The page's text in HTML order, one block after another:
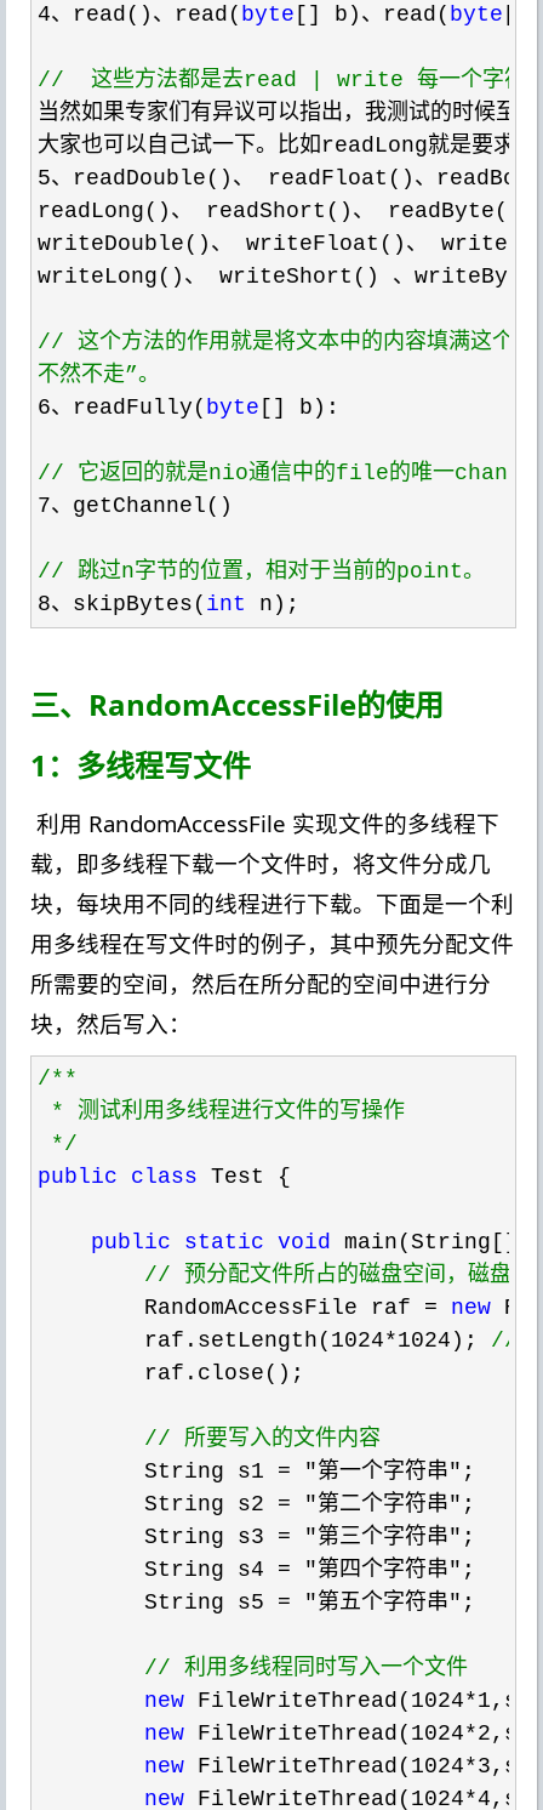
4、read()、read( byte [] b)、read( byte
//
这些方法都是去read | write 每一个字符
当然如果专家们有异议可以指出，我测试的时候至
5、readDouble()、 readFloat()、
readLong()、 readShort()、 readByte()
writeDouble()、 writeFloat()、
writeLong()、 writeShort() 、
// 这个方法的作用就是将文本中的内容填满这个
不然不走”。
6、readFully( byte [] b):
// 它返回的就是nio通信中的file的唯一
7、getChannel()
// 跳过n字节的位置，相对于当前的point。
8、skipBytes( int n);
三、RandomAccessFile的使用
1：多线程写文件
利用 RandomAccessFile 实现文件的多线程下
载，即多线程下载一个文件时，将文件分成几
块，每块用不同的线程进行下载。下面是一个利
用多线程在写文件时的例子，其中预先分配文件
所需要的空间，然后在所分配的空间中进行分
块，然后写入：
/**
* 测试利用多线程进行文件的写操作
*/
public
class Test {
public static void main(String[]
// 预分配文件所占的磁盘空间，磁盘
        RandomAccessFile raf =
new
        raf.setLength(
1024*1024); //
        raf.close();
// 所要写入的文件内容
        String s1 = "第一个字符串"
;
        String s2
= "第二个字符串" ;
        String s3
= "第三个字符串" ;
        String s4
= "第四个字符串" ;
        String s5
= "第五个字符串" ;
// 利用多线程同时写入一个文件
new
new
new
new